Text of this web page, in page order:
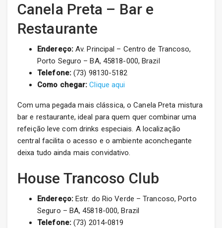
Canela Preta – Bar e
Restaurante
Endereço:Av. Principal – Centro de Trancoso,
Porto Seguro – BA, 45818-000, Brazil
Telefone:(73) 98130-5182
Como chegar: Clique aqui
Com uma pegada mais clássica, o Canela Preta mistura
bar e restaurante, ideal para quem quer combinar uma
refeição leve com drinks especiais. A localização
central facilita o acesso e o ambiente aconchegante
deixa tudo ainda mais convidativo.
House Trancoso Club
Endereço:Estr. do Rio Verde – Trancoso, Porto
Seguro – BA, 45818-000, Brazil
Telefone:(73) 2014-0819